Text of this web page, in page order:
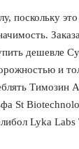
поскольку
дешевле
и
St
Lyka Labs